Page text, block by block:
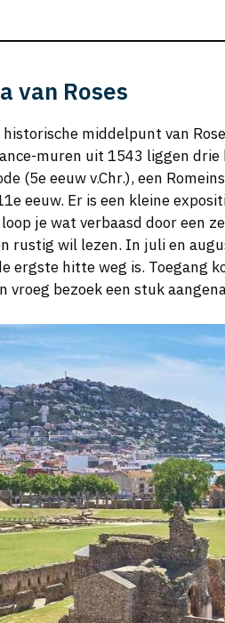
van Roses
middelpunt van
muren uit 1543 liggen
(5e eeuw v.Chr.), een
eeuw. Er is een kleine
je wat verbaasd door een
rustig wil lezen. In juli en
ergste hitte weg is. Toegang
vroeg bezoek een stuk